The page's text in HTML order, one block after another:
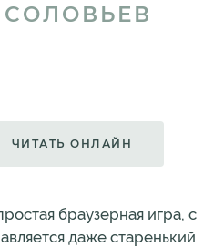
ЧИТАТЬ ОНЛАЙН
браузерная игра, с
даже старенький